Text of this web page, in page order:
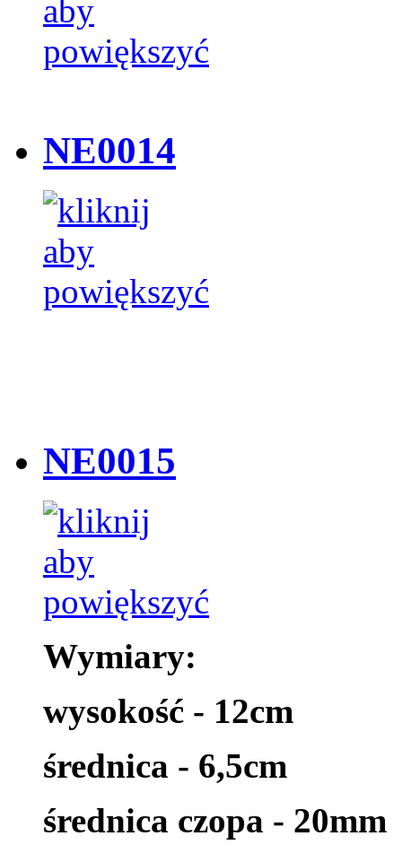
NE0014
NE0015
Wymiary:
wysokość - 12cm
średnica - 6,5cm
średnica czopa - 20mm